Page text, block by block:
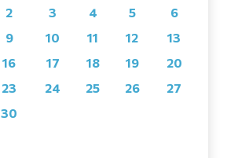
2 3 4 5
6
9 10 11 12
13
16 17 18 19
20
23 24 25 26
27
30